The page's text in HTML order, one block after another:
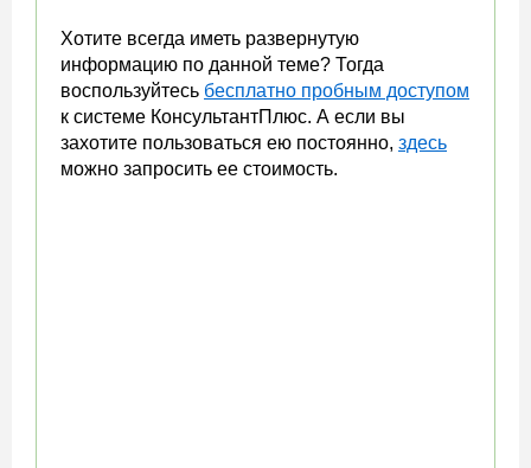
Хотите всегда иметь развернутую
информацию по данной теме? Тогда
воспользуйтесь бесплатно пробным доступом
к системе КонсультантПлюс. А если вы
захотите пользоваться ею постоянно, здесь
можно запросить ее стоимость.